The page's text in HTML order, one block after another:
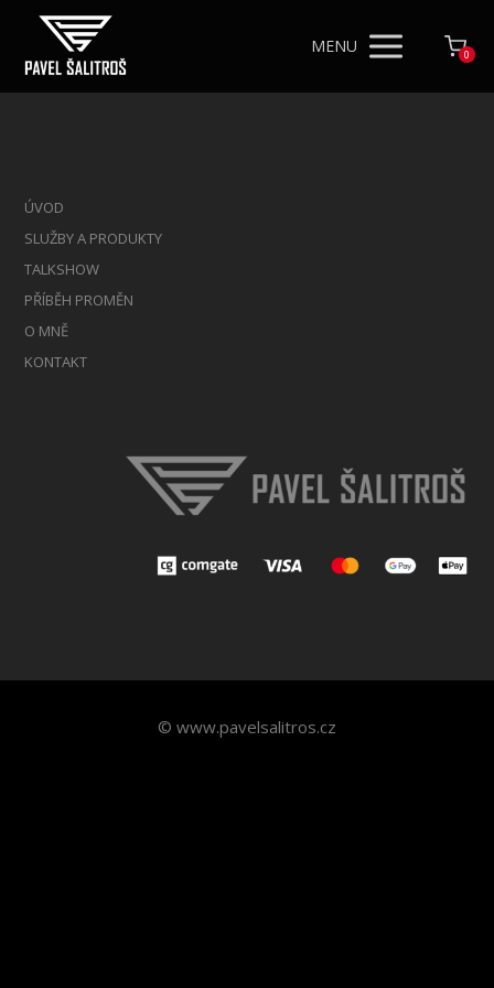
MENU 0
ÚVOD
SLUŽBY A PRODUKTY
TALKSHOW
PŘÍBĚH PROMĚN
O MNĚ
KONTAKT
© www.pavelsalitros.cz